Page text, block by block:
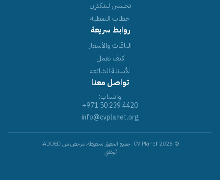
تحسين لينكدإن
خطاب التغطية
روابط سريعة
الباقات والأسعار
كيف نعمل
الأسئلة الشائعة
تواصل معنا
واتساب:
+971 50 239 4420
info@cvplanet.org
© 2026 CV Planet. جميع الحقوق محفوظة. مرخص من ADDED،
أبوظبي.